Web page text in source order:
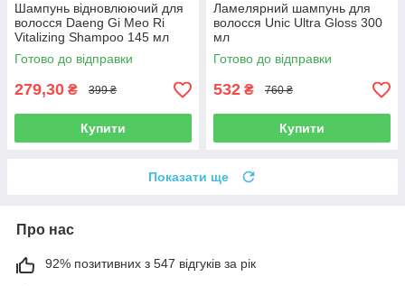
Шампунь відновлюючий для
волосся Daeng Gi Meo Ri
Vitalizing Shampoo 145 мл
Готово до відправки
279,30 ₴ 399 ₴
Купити
Ламелярний шампунь для
волосся Unic Ultra Gloss 300
мл
Готово до відправки
532 ₴ 760 ₴
Купити
Показати ще
Про нас
92% позитивних з 547 відгуків за рік